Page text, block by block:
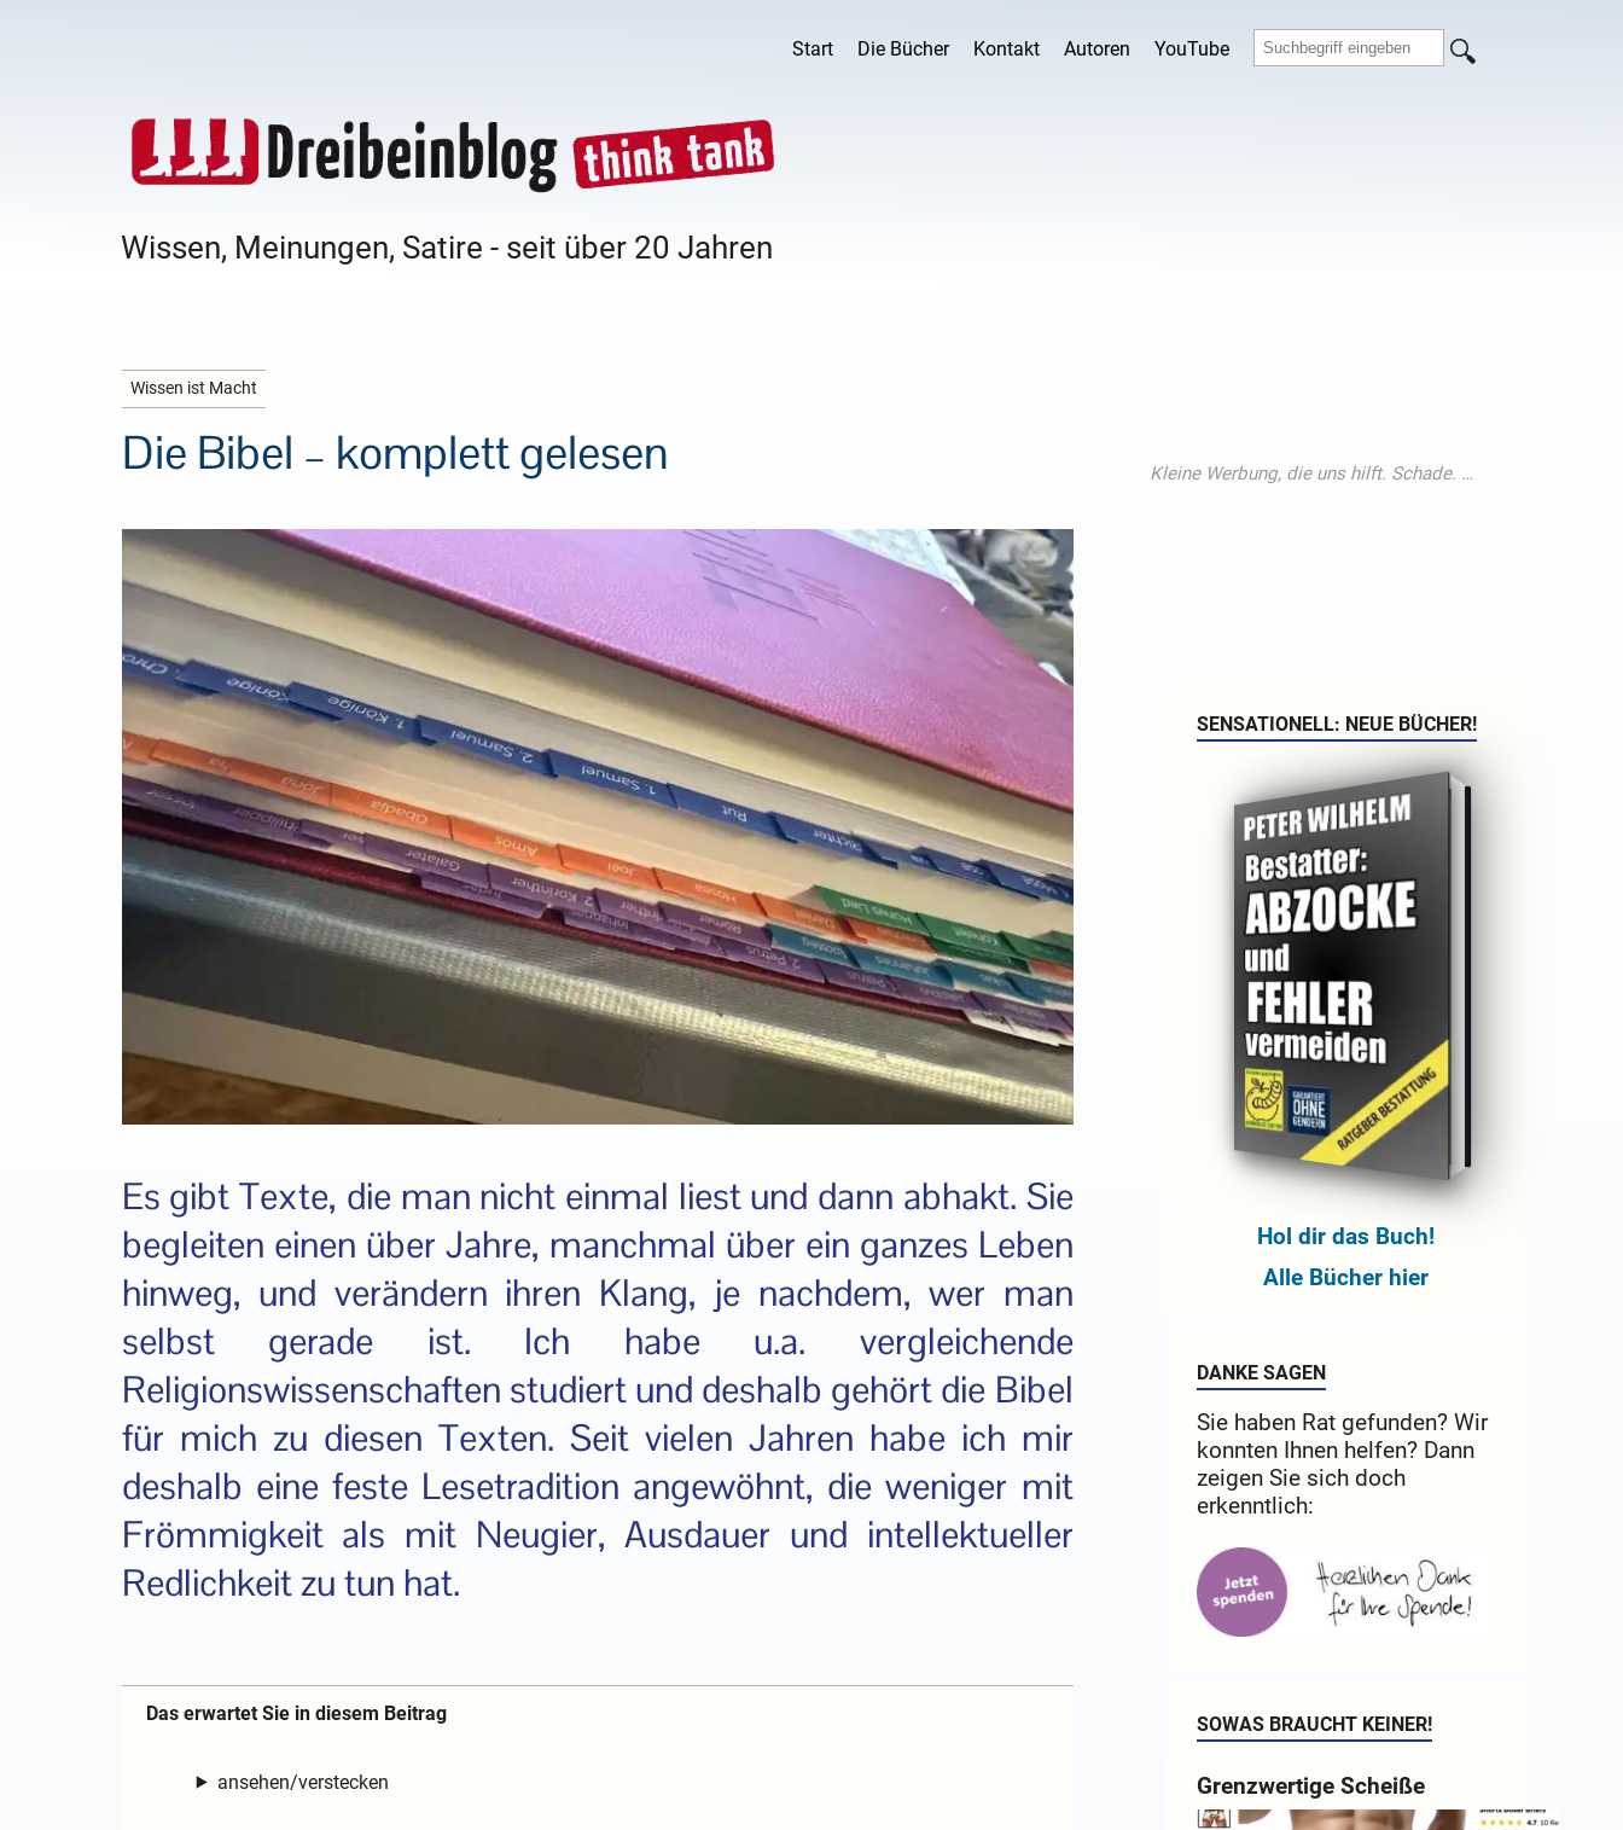
Start Die Bücher Kontakt Autoren YouTube
Wissen, Meinungen, Satire - seit über 20 Jahren
Wissen ist Macht
Die Bibel – komplett gelesen
Es gibt Texte, die man nicht einmal liest und dann abhakt. Sie
begleiten einen über Jahre, manchmal über ein ganzes Leben
hinweg, und verändern ihren Klang, je nachdem, wer man
selbst gerade ist. Ich habe u.a. vergleichende
Religionswissenschaften studiert und deshalb gehört die Bibel
für mich zu diesen Texten. Seit vielen Jahren habe ich mir
deshalb eine feste Lesetradition angewöhnt, die weniger mit
Frömmigkeit als mit Neugier, Ausdauer und intellektueller
Redlichkeit zu tun hat.
Das erwartet Sie in diesem Beitrag
ansehen/verstecken
SENSATIONELL: NEUE BÜCHER!
Hol dir das Buch!
Alle Bücher hier
DANKE SAGEN
Sie haben Rat gefunden? Wir
konnten Ihnen helfen? Dann
zeigen Sie sich doch
erkenntlich:
SOWAS BRAUCHT KEINER!
Grenzwertige Scheiße